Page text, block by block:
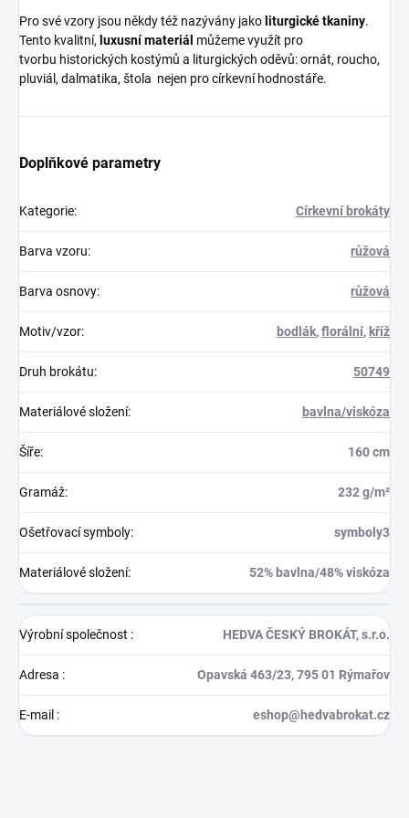
Pro své vzory jsou někdy též nazývány jako liturgické tkaniny.
Tento kvalitní, luxusní materiál můžeme využít pro
tvorbu historických kostýmů a liturgických oděvů: ornát, roucho,
pluviál, dalmatika, štola nejen pro církevní hodnostáře.
Doplňkové parametry
Kategorie: Církevní brokáty
Barva vzoru: růžová
Barva osnovy: růžová
Motiv/vzor: bodlák,florální, kříž
Druh brokátu: 50749
Materiálové složení: bavlna/viskóza
Šíře: 160 cm
Gramáž: 232 g/m²
Ošetřovací symboly: symboly3
Materiálové složení: 52% bavlna/48% viskóza
Výrobní společnost : HEDVA ČESKÝ BROKÁT, s.r.o.
Adresa : Opavská 463/23, 795 01 Rýmařov
E-mail : eshop@hedvabrokat.cz